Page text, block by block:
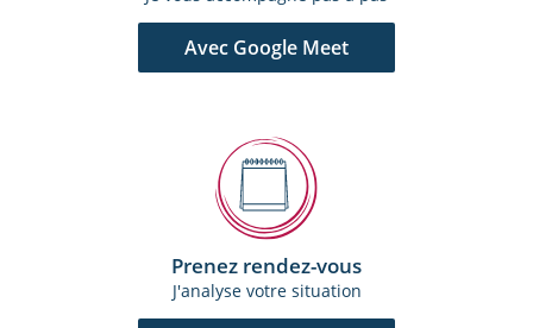
Prenez rendez-vous
J'analyse votre situation
Avec Google Meet